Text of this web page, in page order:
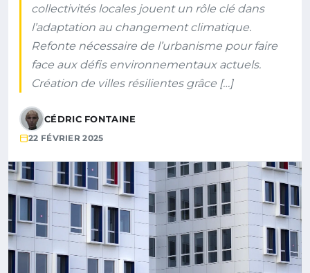
collectivités locales jouent un rôle clé dans
l’adaptation au changement climatique.
Refonte nécessaire de l’urbanisme pour faire
face aux défis environnementaux actuels.
Création de villes résilientes grâce […]
CÉDRIC FONTAINE
22 FÉVRIER 2025